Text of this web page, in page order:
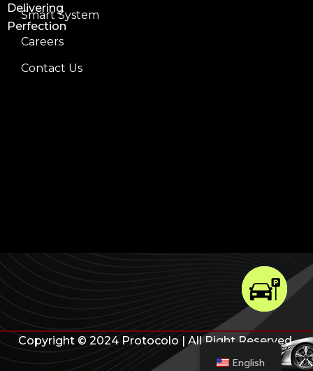
Delivering
Perfection
Smart System
Careers
Contact Us
Copyright © 2024 Protocolo | All Right Reserved
English